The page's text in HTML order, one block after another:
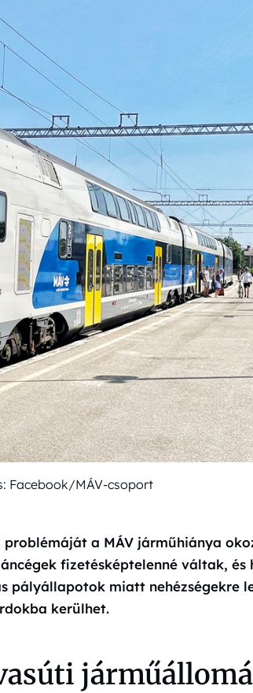
Facebook/MÁV-csoport
a MÁV járműhiánya
fizetésképtelenné váltak, és
pályállapotok miatt nehézségekre
kerülhet.